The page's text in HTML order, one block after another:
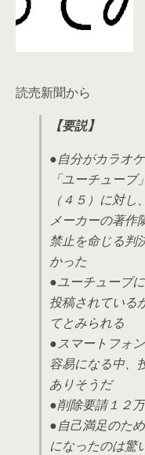
読売新聞から
【要説】
●自分がカラオ
「ユーチュー
（４５）に対
メーカーの著作
禁止を命じる判
かった
●ユーチューブ
投稿されている
てとみられる
●スマートフォ
容易になる中、
ありそうだ
●削除要請１２
●自己満足のた
になったのは驚